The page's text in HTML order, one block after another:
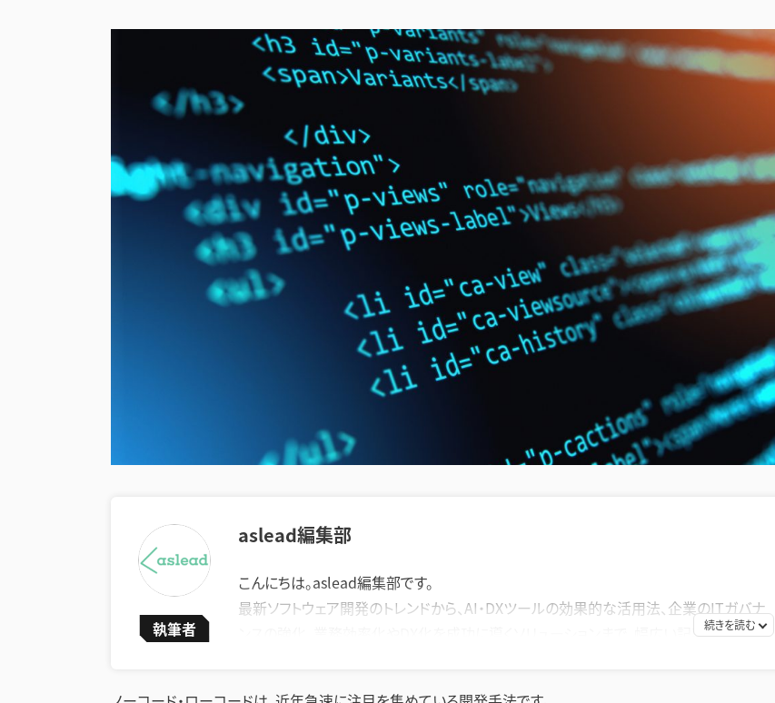
執筆者
aslead編集部
こんにちは。aslead編集部です。
最新ソフトウェア開発のトレンドから、AI・DXツールの効果的な活用法、企業のITガバナ
ンスの強化、業務効率化やDX化を成功に導くソリューションまで、幅広い記事を提供して